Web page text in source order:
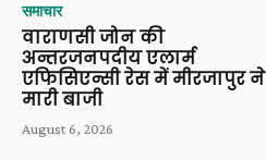
समाचार
वाराणसी जोन की
अन्तरजनपदीय एलार्म
एफिसिएन्सी रेस में मीरजापुर ने
मारी बाजी
August 6, 2026